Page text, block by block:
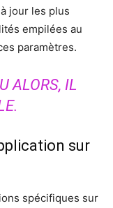
jour les plus
empilées au
paramètres.
ALORS, IL
sur
spécifiques sur